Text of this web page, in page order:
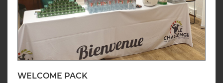
WELCOME PACK